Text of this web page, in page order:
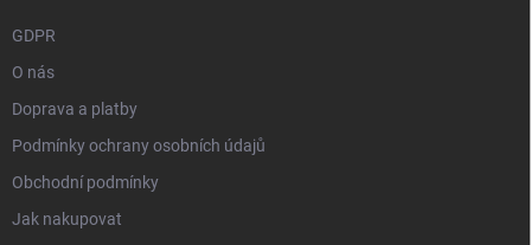
GDPR
O nás
Doprava a platby
Podmínky ochrany osobních údajů
Obchodní podmínky
Jak nakupovat